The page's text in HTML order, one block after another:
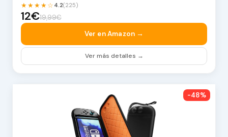
★★★★☆ 4.2(225)
12€19,99€
Ver en Amazon →
Ver más detalles →
-48%